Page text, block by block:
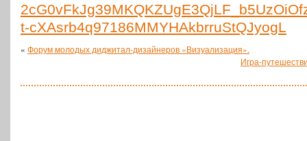
t-cXAsrb4q97186MMYHAkbrruStQJyogL
« Форум молодых диджитал-дизайнеров «Визуализация».
Игра-